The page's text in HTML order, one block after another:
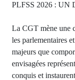
PLFSS 2026 : UN
La CGT mène une
les parlementaires
majeurs que
envisagées
conquis et